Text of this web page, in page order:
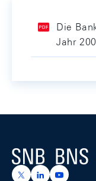
Die
Jahr
Logo
https://x.com/
https://